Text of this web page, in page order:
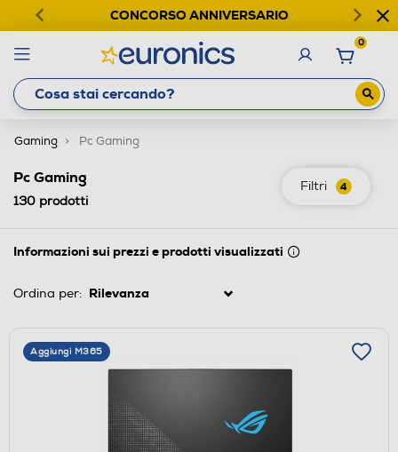
CONCORSO ANNIVERSARIO
0
Gaming Pc Gaming
Filtri 4
Pc Gaming
130 prodotti
Informazioni sui prezzi e prodotti visualizzati
Ordina per:
Aggiungi M365